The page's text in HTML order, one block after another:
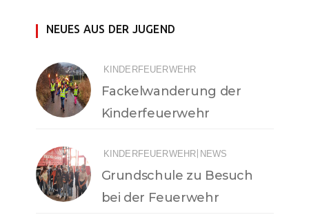
NEUES AUS DER JUGEND
KINDERFEUERWEHR
Fackelwanderung der
Kinderfeuerwehr
KINDERFEUERWEHR NEWS
Grundschule zu Besuch
bei der Feuerwehr